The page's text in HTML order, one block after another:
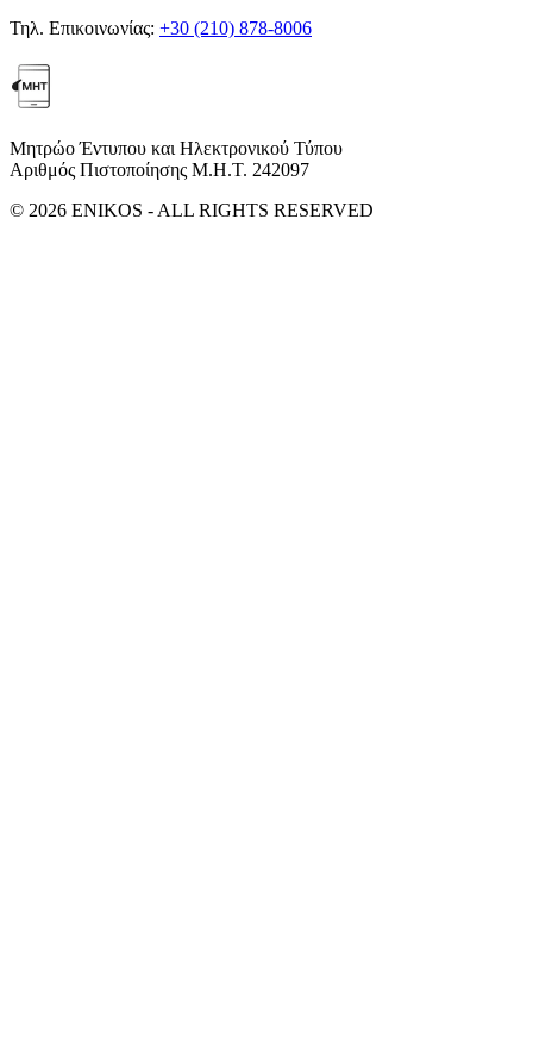
Τηλ. Επικοινωνίας: +30 (210) 878-8006
Μητρώο Έντυπου και Ηλεκτρονικού Τύπου
Αριθμός Πιστοποίησης Μ.Η.Τ. 242097
© 2026 ENIKOS - ALL RIGHTS RESERVED